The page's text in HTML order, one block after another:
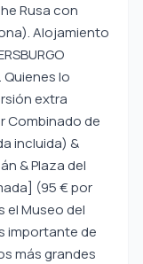
Rusa con
Alojamiento
lo
extra
Combinado de
incluida) &
& Plaza del
(95 € por
el Museo del
importante de
más grandes